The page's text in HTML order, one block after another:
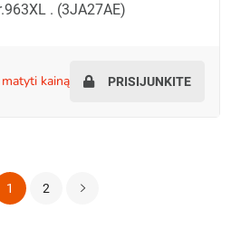
. (3JA27AE)
matyti kainą PRISIJUNKITE
1 2